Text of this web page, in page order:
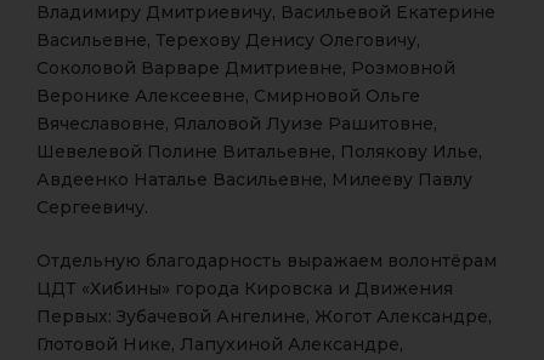
Владимиру Дмитриевичу, Васильевой Екатерине
Васильевне, Терехову Денису Олеговичу,
Соколовой Варваре Дмитриевне, Розмовной
Веронике Алексеевне, Смирновой Ольге
Вячеславовне, Ялаловой Луизе Рашитовне,
Шевелевой Полине Витальевне, Полякову Илье,
Авдеенко Наталье Васильевне, Милееву Павлу
Сергеевичу.
Отдельную благодарность выражаем волонтёрам
ЦДТ «Хибины» города Кировска и Движения
Первых: Зубачевой Ангелине, Жогот Александре,
Глотовой Нике, Лапухиной Александре,